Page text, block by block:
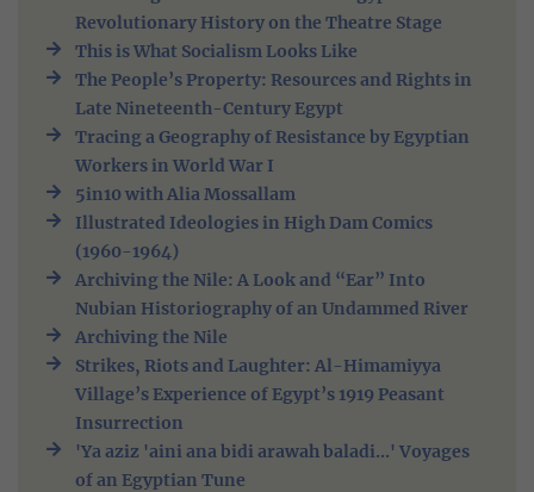
Revolutionary History on the Theatre Stage
This is What Socialism Looks Like
The People’s Property: Resources and Rights in
Late Nineteenth-Century Egypt
Tracing a Geography of Resistance by Egyptian
Workers in World War I
5in10 with Alia Mossallam
Illustrated Ideologies in High Dam Comics
(1960-1964)
Archiving the Nile: A Look and “Ear” Into
Nubian Historiography of an Undammed River
Archiving the Nile
Strikes, Riots and Laughter: Al-Himamiyya
Village’s Experience of Egypt’s 1919 Peasant
Insurrection
'Ya aziz 'aini ana bidi arawah baladi...' Voyages
of an Egyptian Tune